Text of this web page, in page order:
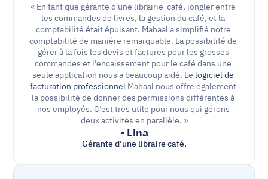
« En tant que gérante d'une librairie-café, jongler entre
les commandes de livres, la gestion du café, et la
comptabilité était épuisant. Mahaal a simplifié notre
comptabilité de manière remarquable. La possibilité de
gérer à la fois les devis et factures pour les grosses
commandes et l’encaissement pour le café dans une
seule application nous a beaucoup aidé. Le logiciel de
facturation professionnel Mahaal nous offre également
la possibilité de donner des permissions différentes à
nos employés. C’est très utile pour nous qui gérons
deux activités en parallèle. »
- Lina
Gérante d’une libraire café.